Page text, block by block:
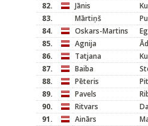
82.
Jānis
83.
Mārtiņš
84.
Oskars-Martins
85.
Agnija
86.
Tatjana
87.
Baiba
88.
Pēteris
89.
Pavels
90.
Ritvars
91.
Ainārs